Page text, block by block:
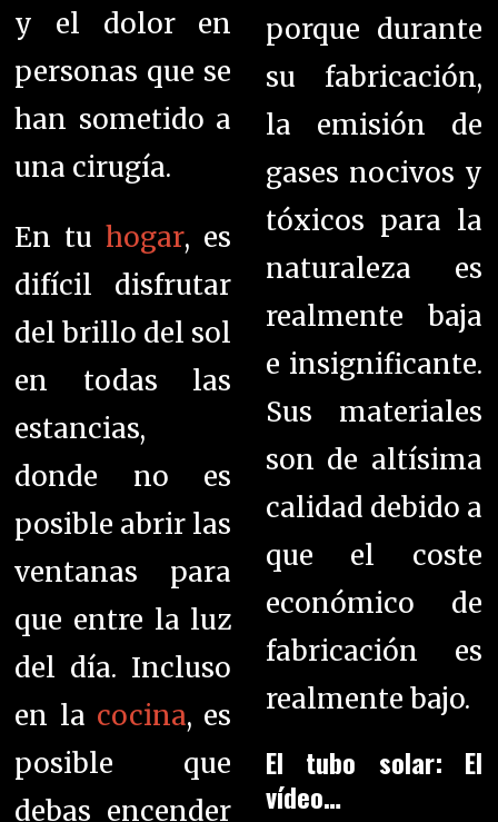
y el dolor en
personas que se
han sometido a
una cirugía.
En tuhogar, es
difícil disfrutar
del brillo del sol
en todas las
estancias,
donde no es
posible abrir las
ventanas para
que entre la luz
del día. Incluso
en la cocina, es
posible que
debas encender
porque durante
su fabricación,
la emisión de
gases nocivos y
tóxicos para la
naturaleza es
realmente baja
e insignificante.
Sus materiales
son de altísima
calidad debido a
que el coste
económico de
fabricación es
realmente bajo.
El tubo solar: El
vídeo…